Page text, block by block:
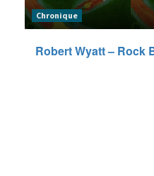
Chronique
Robert Wyatt – Rock